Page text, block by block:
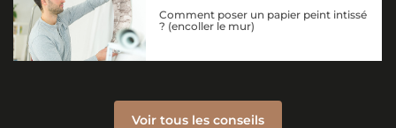
Comment poser un papier peint intissé
? (encoller le mur)
Voir tous les conseils